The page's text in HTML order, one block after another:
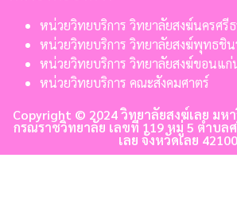
หน่วยวิทยบริการ วิทยาลัยสงฆ์นครศรี
หน่วยวิทยบริการ วิทยาลัยสงฆ์พุทธชิ
หน่วยวิทยบริการ วิทยาลัยสงฆ์ขอนแก่
หน่วยวิทยบริการ คณะสังคมศาตร์
Copyright © 2024 วิทยาลัยสงฆ์เลย มห
กรณราชวิทยาลัย เลขที่ 119 หมู่ 5 ตำบลศ
เลย จังหวัดเลย 42100